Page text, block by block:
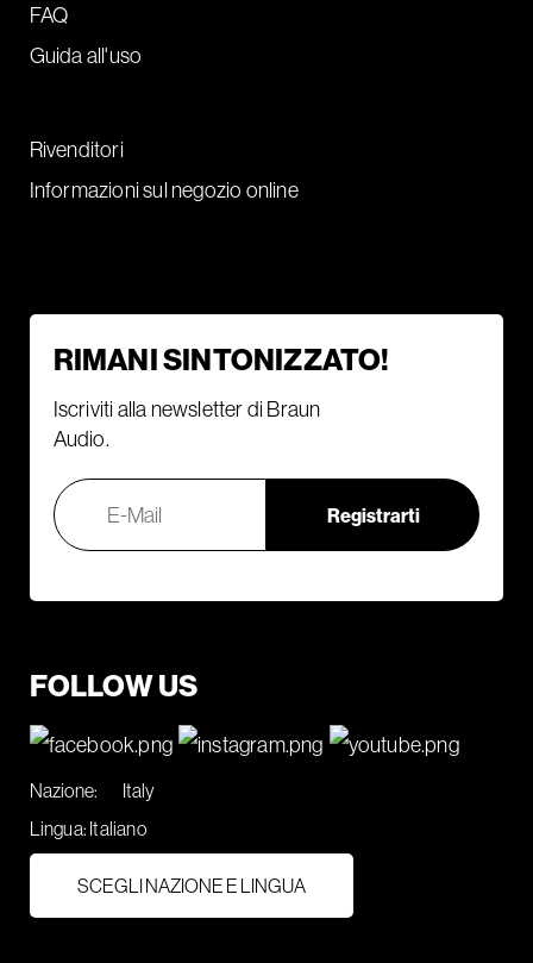
FAQ
Guida all'uso
Rivenditori
Informazioni sul negozio online
RIMANI SINTONIZZATO!
Iscriviti alla newsletter di Braun
Audio.
FOLLOW US
Nazione:
Italy
Lingua: Italiano
SCEGLI NAZIONE E LINGUA